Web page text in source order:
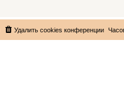
Удалить cookies конференции